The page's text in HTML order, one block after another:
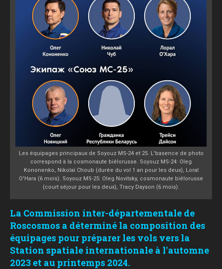
Les équipages principaux de Soyouz MS-24 et 25. L'basence de photo
correspond à la cosmonaute biélorusse. Soyouz MS-24: Oleg
Kononenko, Nikolaï Choub (durée du vol 1 an pour les deux), Loral
O'Hara (6 mois). Soyouz MS-25: Oleg Novitsky, cosmonaute biélorusse
(court séjour pour les deux), Tracy Dayson (6 mois).
La Commission inter-départementale de
Roscosmos a déterminé la composition des
équipages pour préparer les vols vers la
Station spatiale internationale à l'automne
2023 et au printemps 2024.